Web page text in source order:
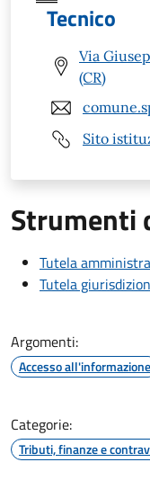
Tecnico
Via
(CR)
Sito
Strumenti
Tutela
Tutela
Argomenti:
Accesso all'informazione
Categorie:
Tributi, finanze e